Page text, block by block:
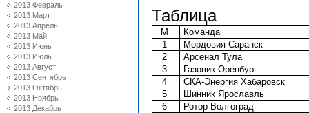
2013 Февраль
2013 Март
2013 Апрель
2013 Май
2013 Июнь
2013 Июль
2013 Август
2013 Сентябрь
2013 Октябрь
2013 Ноябрь
2013 Декабрь
Таблица
М
Команда
1
Мордовия Саранск
2
Арсенал Тула
3
Газовик Оренбург
4
СКА-Энергия Хабаровск
5
Шинник Ярославль
6
Ротор Волгоград